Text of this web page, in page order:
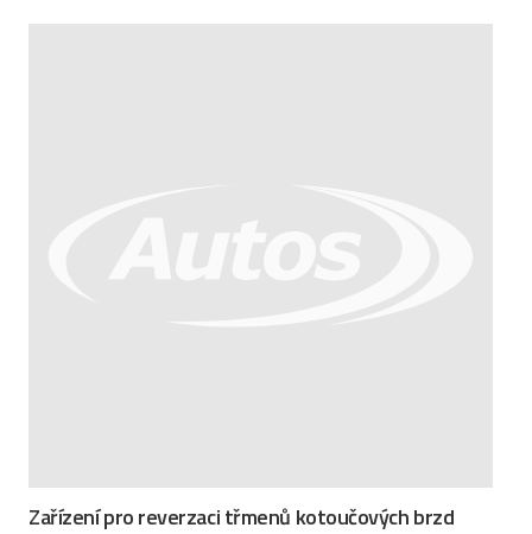
Zařízení pro reverzaci třmenů kotoučových brzd